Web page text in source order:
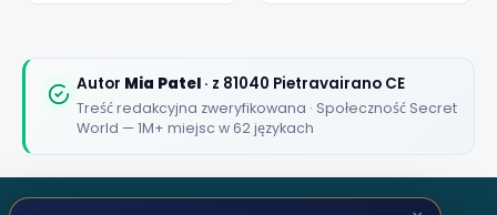
Autor Mia Patel · z 81040 Pietravairano CE
Treść redakcyjna zweryfikowana · Społeczność Secret
World — 1M+ miejsc w 62 językach